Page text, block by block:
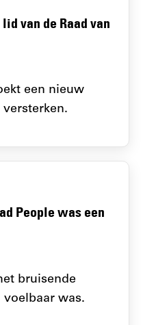
van de Raad van
een nieuw
People was een
bruisende
voelbaar was.